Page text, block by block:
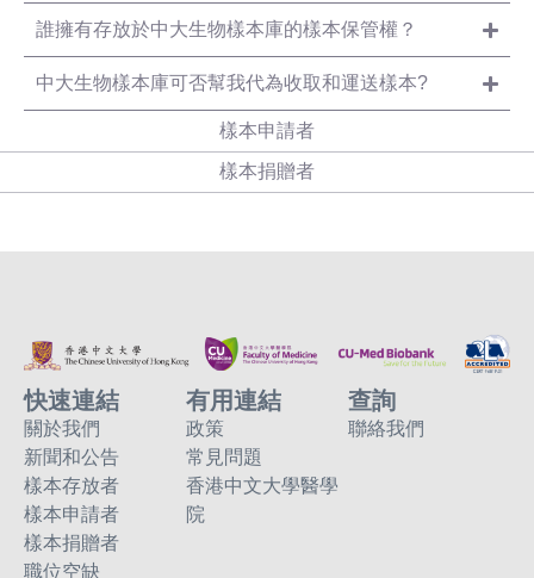
樣本申請者
樣本捐贈者
誰擁有存放於中大生物樣本庫的樣本保管權？
中大生物樣本庫可否幫我代為收取和運送樣本?
快速連結
關於我們
新聞和公告
樣本存放者
樣本申請者
樣本捐贈者
職位空缺
有用連結
政策
常見問題
香港中文大學醫學
院
查詢
聯絡我們